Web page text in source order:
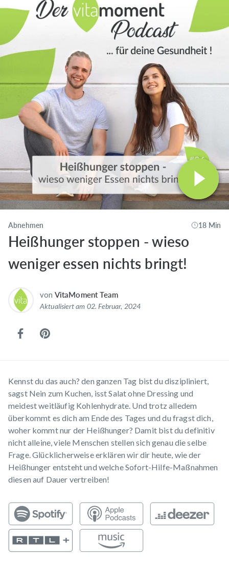
Abnehmen 18 Min
Heißhunger stoppen - wieso
weniger essen nichts bringt!
von VitaMoment Team
Aktualisiert am 02. Februar, 2024
Kennst du das auch? den ganzen Tag bist du diszipliniert,
sagst Nein zum Kuchen, isst Salat ohne Dressing und
meidest weitläufig Kohlenhydrate. Und trotz alledem
überkommt es dich am Ende des Tages und du fragst dich,
woher kommt nur der Heißhunger? Damit bist du definitiv
nicht alleine, viele Menschen stellen sich genau die selbe
Frage. Glücklicherweise erklären wir dir heute, wie der
Heißhunger entsteht und welche Sofort-Hilfe-Maßnahmen
diesen auf Dauer vertreiben!